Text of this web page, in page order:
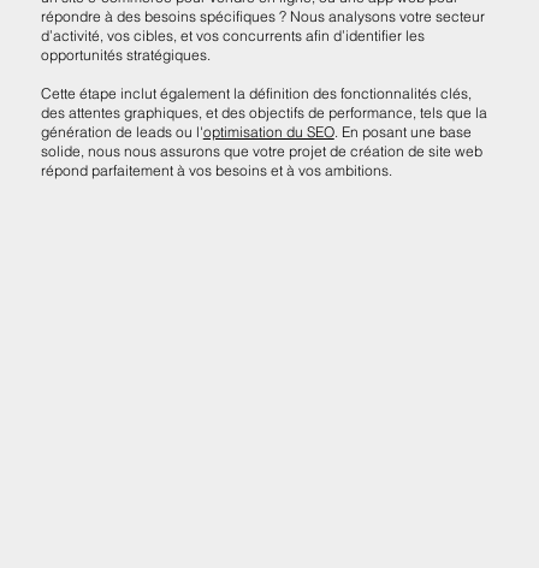
répondre à des besoins spécifiques ? Nous analysons votre secteur
d’activité, vos cibles, et vos concurrents afin d’identifier les
opportunités stratégiques.
Cette étape inclut également la définition des fonctionnalités clés,
des attentes graphiques, et des objectifs de performance, tels que la
génération de leads ou l'optimisation du SEO. En posant une base
solide, nous nous assurons que votre projet de création de site web
répond parfaitement à vos besoins et à vos ambitions.